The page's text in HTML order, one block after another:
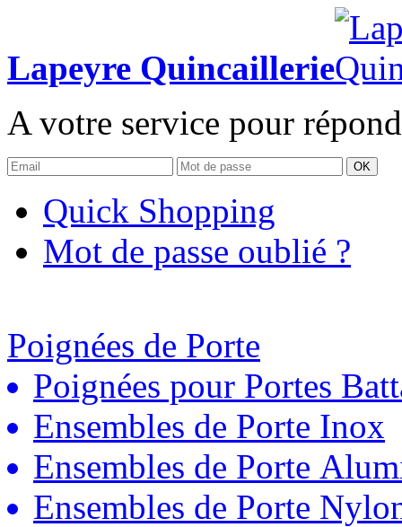
Lapeyre Quincaillerie
A votre service pour
OK
Quick Shopping
Mot de passe oublié ?
Poignées de Porte
Poignées pour Portes
Ensembles de Porte Inox
Ensembles de Porte
Ensembles de Porte